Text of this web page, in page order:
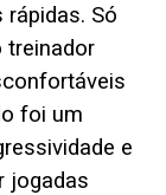
rápidas. Só
treinador
foi um
e
jogadas